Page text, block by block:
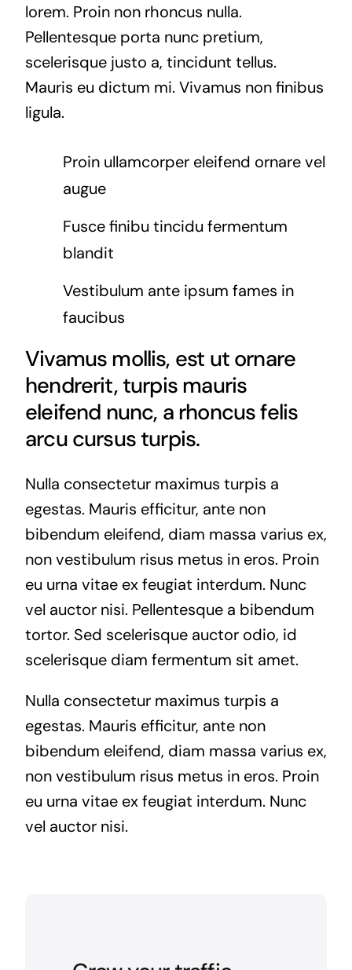
lorem. Proin non rhoncus nulla.
Pellentesque porta nunc pretium,
scelerisque justo a, tincidunt tellus.
Mauris eu dictum mi. Vivamus non finibus
ligula.
Proin ullamcorper eleifend ornare vel
augue
Fusce finibu tincidu fermentum
blandit
Vestibulum ante ipsum fames in
faucibus
Vivamus mollis, est ut ornare
hendrerit, turpis mauris
eleifend nunc, a rhoncus felis
arcu cursus turpis.
Nulla consectetur maximus turpis a
egestas. Mauris efficitur, ante non
bibendum eleifend, diam massa varius ex,
non vestibulum risus metus in eros. Proin
eu urna vitae ex feugiat interdum. Nunc
vel auctor nisi. Pellentesque a bibendum
tortor. Sed scelerisque auctor odio, id
scelerisque diam fermentum sit amet.
Nulla consectetur maximus turpis a
egestas. Mauris efficitur, ante non
bibendum eleifend, diam massa varius ex,
non vestibulum risus metus in eros. Proin
eu urna vitae ex feugiat interdum. Nunc
vel auctor nisi.